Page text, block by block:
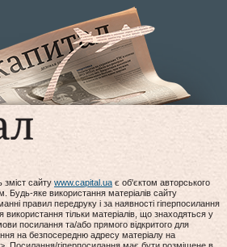
зміст сайту www.capital.ua є об'єктом авторського
Будь-яке використання матеріалів сайту
правил передруку і за наявності гіперпосилання
використання тільки матеріалів, що знаходяться у
посилання та/або прямого відкритого для
на безпосередню адресу матеріалу на
Посилання/гіперпосилання має бути розміщене в